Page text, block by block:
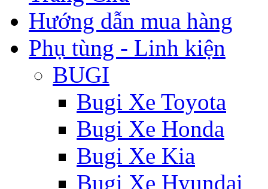
Hướng dẫn mua hàng
Phụ tùng - Linh kiện
BUGI
Bugi Xe Toyota
Bugi Xe Honda
Bugi Xe Kia
Bugi Xe Hyundai